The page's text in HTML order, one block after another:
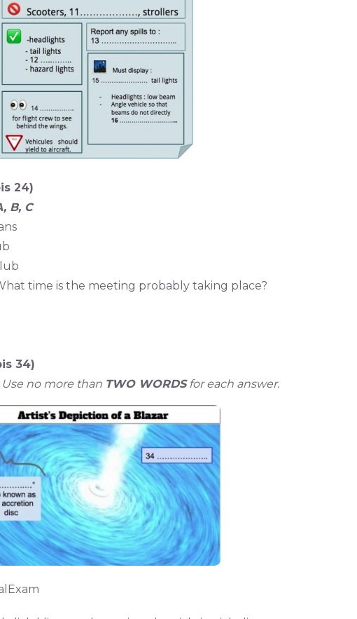
24)
B, C
time is the meeting probably taking place?
34)
no more than TWO WORDSfor each answer.